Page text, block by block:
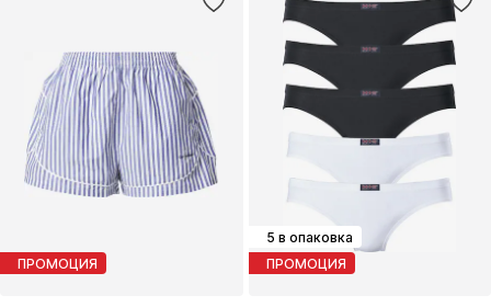
ПРОМОЦИЯ
5 в опаковка
ПРОМОЦИЯ